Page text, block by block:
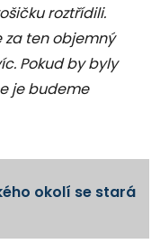
roztřídili.
za ten objemný
Pokud by byly
je budeme
okolí se stará